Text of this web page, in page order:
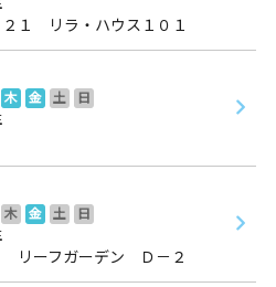
１ リラ・ハウス１０１
木 金 土
日
木 金 土
日
リーフガーデン Ｄ－２